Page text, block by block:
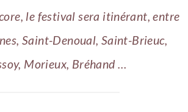
le festival sera itinérant, entre
Saint-Denoual, Saint-Brieuc,
Morieux, Bréhand …